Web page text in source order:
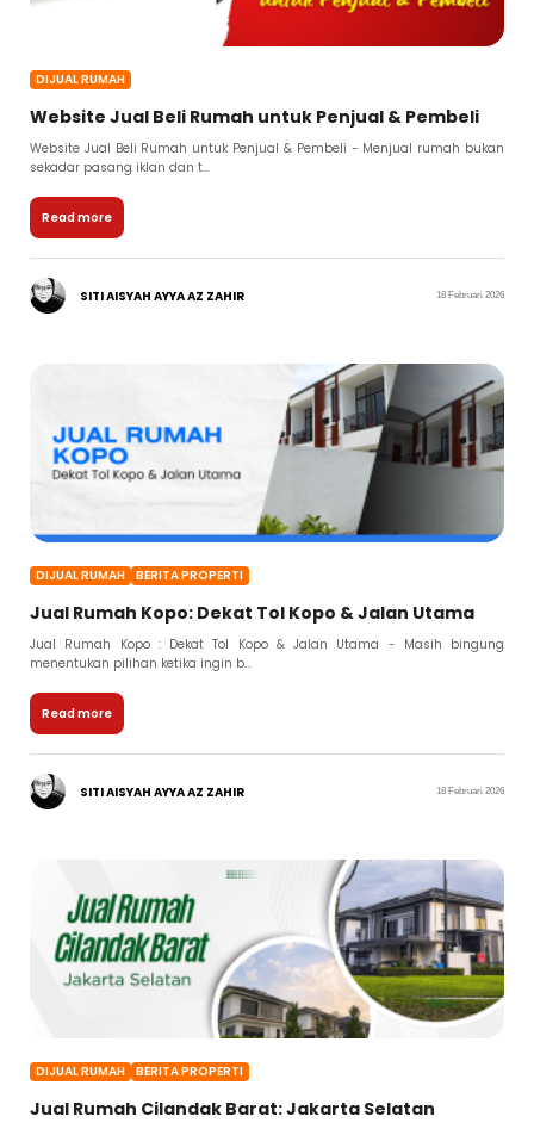
DIJUAL RUMAH
Website Jual Beli Rumah untuk Penjual & Pembeli
Website Jual Beli Rumah untuk Penjual & Pembeli - Menjual rumah bukan
sekadar pasang iklan dan t...
Read more
SITI AISYAH AYYA AZ ZAHIR 18 Februari 2026
DIJUAL RUMAH BERITA PROPERTI
Jual Rumah Kopo: Dekat Tol Kopo & Jalan Utama
Jual Rumah Kopo : Dekat Tol Kopo & Jalan Utama - Masih bingung
menentukan pilihan ketika ingin b...
Read more
SITI AISYAH AYYA AZ ZAHIR 18 Februari 2026
DIJUAL RUMAH BERITA PROPERTI
Jual Rumah Cilandak Barat: Jakarta Selatan